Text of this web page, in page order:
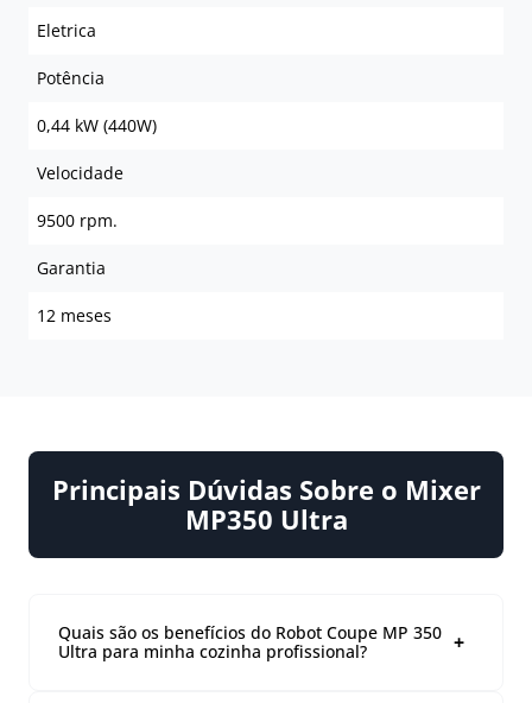
Eletrica
Potência
0,44 kW (440W)
Velocidade
9500 rpm.
Garantia
12 meses
Principais Dúvidas Sobre o Mixer
MP350 Ultra
Quais são os benefícios do Robot Coupe MP 350
Ultra para minha cozinha profissional?